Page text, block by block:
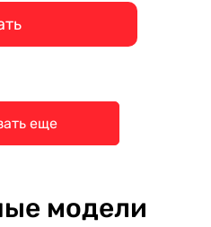
еще
модели